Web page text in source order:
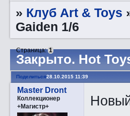
» Клуб Art & Toys
Gaiden 1/6
Закрытo. Hot
Страница:1
Поделиться28.10.2015 11:39
Master Dront
Коллекционер
+Магистр+